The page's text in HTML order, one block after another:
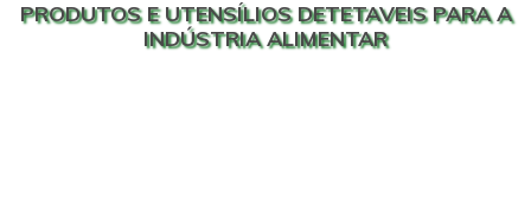
PRODUTOS E UTENSÍLIOS DETETAVEIS PARA A
INDÚSTRIA ALIMENTAR